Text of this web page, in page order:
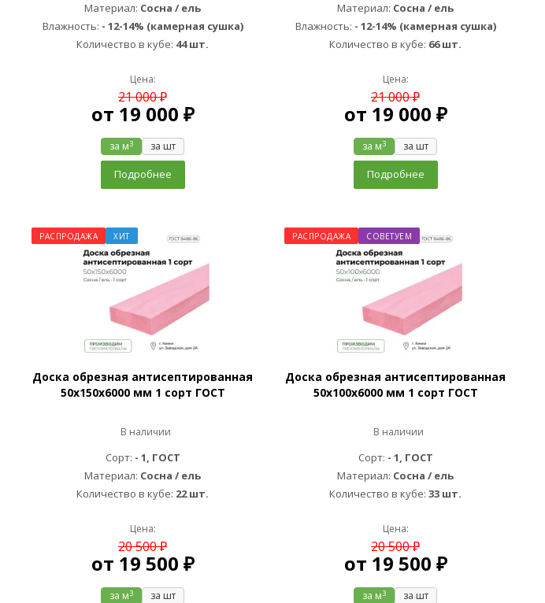
Материал: Сосна / ель
Влажность: - 12-14% (камерная сушка)
Количество в кубе: 44 шт.
Цена:
21 000 ₽
от 19 000 ₽
за м3 за шт
Подробнее
Материал: Сосна / ель
Влажность: - 12-14% (камерная сушка)
Количество в кубе: 66 шт.
Цена:
21 000 ₽
от 19 000 ₽
за м3 за шт
Подробнее
РАСПРОДАЖА ХИТ
Доска обрезная антисептированная
50х150х6000 мм 1 сорт ГОСТ
В наличии
Сорт: - 1, ГОСТ
Материал: Сосна / ель
Количество в кубе: 22 шт.
Цена:
20 500 ₽
от 19 500 ₽
за м3 за шт
РАСПРОДАЖА СОВЕТУЕМ
Доска обрезная антисептированная
50х100х6000 мм 1 сорт ГОСТ
В наличии
Сорт: - 1, ГОСТ
Материал: Сосна / ель
Количество в кубе: 33 шт.
Цена:
20 500 ₽
от 19 500 ₽
за м3 за шт